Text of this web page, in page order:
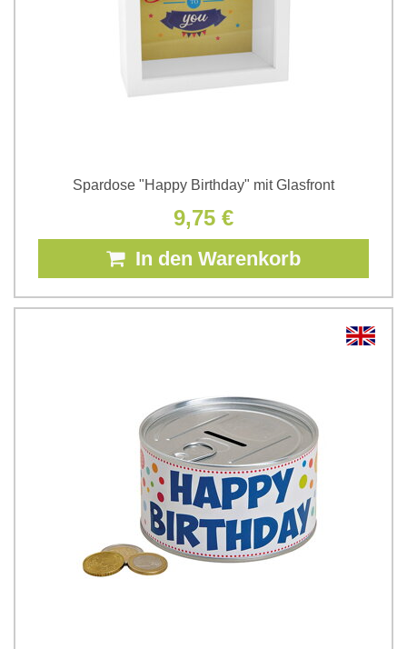
Spardose "Happy Birthday" mit Glasfront
9,75 €
In den Warenkorb